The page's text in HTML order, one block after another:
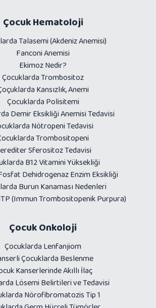
Çocuk Hematoloji
Talasemi (Akdeniz Anemisi)
Fanconi Anemisi
Ekimoz Nedir?
Çocuklarda Trombositoz
Kansızlık, Anemi
Çocuklarda Polisitemi
Demir Eksikliği Anemisi Tedavisi
Nötropeni Tedavisi
Trombositopeni
Sferositoz Tedavisi
B12 Vitamini Yüksekliği
Dehidrogenaz Enzim Eksikliği
Burun Kanaması Nedenleri
(Immun Trombositopenik Purpura)
Çocuk Onkoloji
Çocuklarda Lenfanjiom
Çocuklarda Beslenme
Kanserlerinde Akıllı İlaç
Lösemi Belirtileri ve Tedavisi
Nörofibromatozis Tip 1